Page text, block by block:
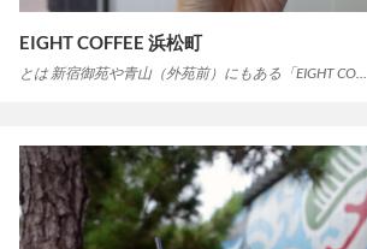
EIGHT COFFEE 浜松町
とは 新宿御苑や青山（外苑前）にもある「EIGHT CO…